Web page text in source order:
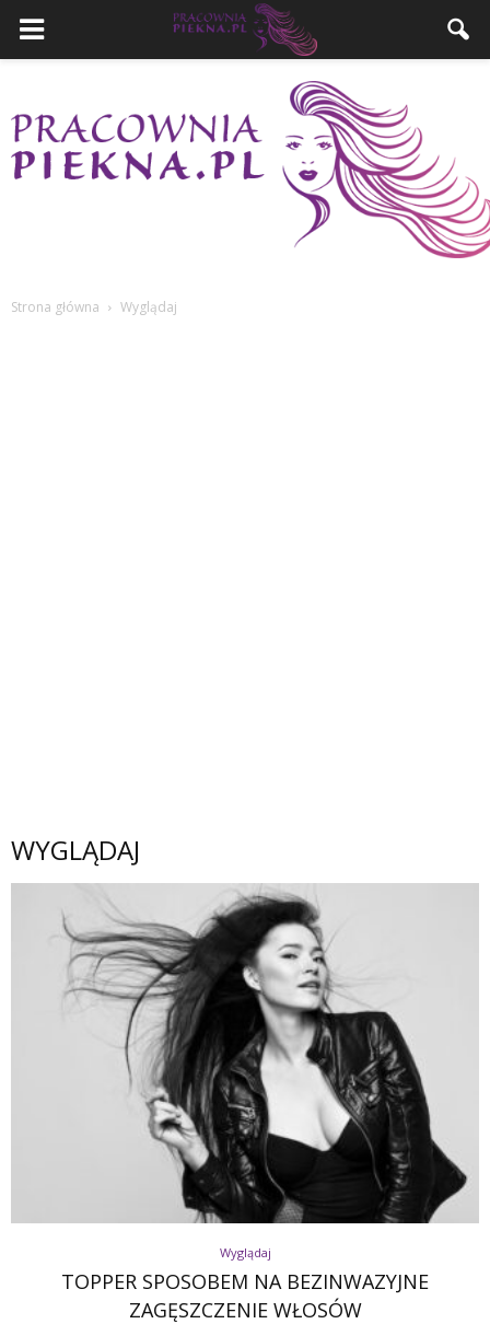
Strona główna Wyglądaj
WYGLĄDAJ
Wyglądaj
TOPPER SPOSOBEM NA BEZINWAZYJNE
ZAGĘSZCZENIE WŁOSÓW